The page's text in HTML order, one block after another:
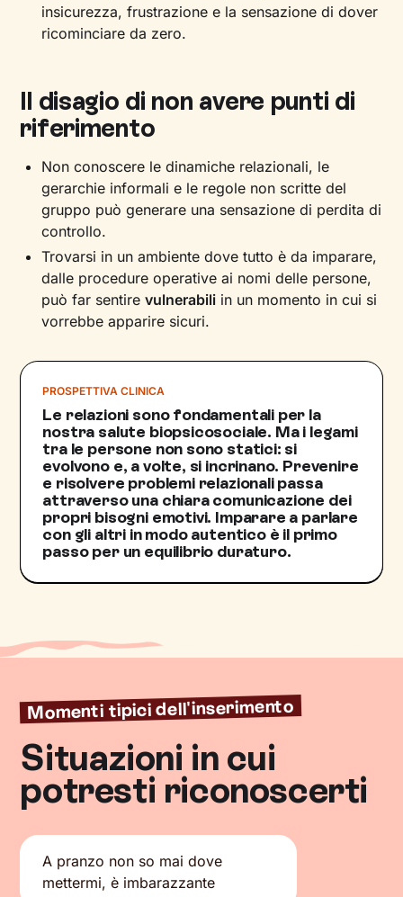
insicurezza, frustrazione e la sensazione di dover
ricominciare da zero.
Il disagio di non avere punti di
riferimento
Non conoscere le dinamiche relazionali, le
gerarchie informali e le regole non scritte del
gruppo può generare una sensazione di perdita di
controllo.
Trovarsi in un ambiente dove tutto è da imparare,
dalle procedure operative ai nomi delle persone,
può far sentirevulnerabili in un momento in cui si
vorrebbe apparire sicuri.
PROSPETTIVA CLINICA
Le relazioni sono fondamentali per la
nostra salute biopsicosociale. Ma i legami
tra le persone non sono statici: si
evolvono e, a volte, si incrinano. Prevenire
e risolvere problemi relazionali passa
attraverso una chiara comunicazione dei
propri bisogni emotivi. Imparare a parlare
con gli altri in modo autentico è il primo
passo per un equilibrio duraturo.
Momenti tipici dell'inserimento
Situazioni in cui
potresti riconoscerti
A pranzo non so mai dove
mettermi, è imbarazzante